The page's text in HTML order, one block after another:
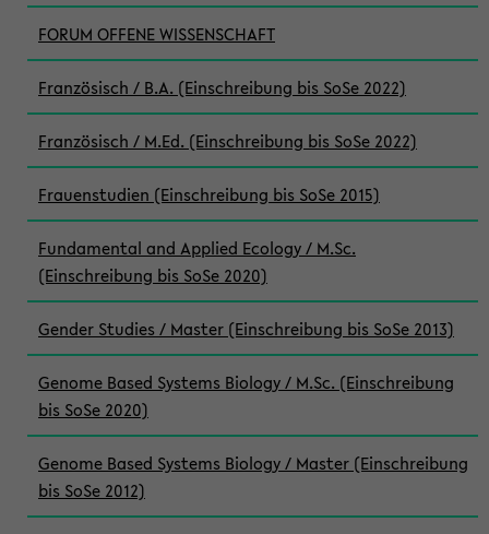
FORUM OFFENE WISSENSCHAFT
Französisch / B.A. (Einschreibung bis SoSe 2022)
Französisch / M.Ed. (Einschreibung bis SoSe 2022)
Frauenstudien (Einschreibung bis SoSe 2015)
Fundamental and Applied Ecology / M.Sc.
(Einschreibung bis SoSe 2020)
Gender Studies / Master (Einschreibung bis SoSe 2013)
Genome Based Systems Biology / M.Sc. (Einschreibung
bis SoSe 2020)
Genome Based Systems Biology / Master (Einschreibung
bis SoSe 2012)